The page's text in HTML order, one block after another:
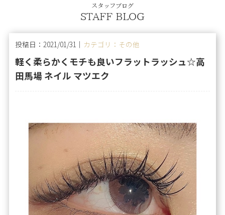
スタッフブログ
STAFF BLOG
投稿日：2021/01/31｜ カテゴリ：その他
軽く柔らかくモチも良いフラットラッシュ☆高
田馬場 ネイル マツエク